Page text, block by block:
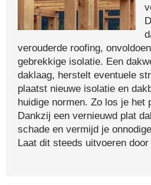
verouderde roofing,
gebrekkige isolatie. Een
daklaag, herstelt eventuele
plaatst nieuwe isolatie en
huidige normen. Zo los je het
Dankzij een vernieuwd plat
schade en vermijd je
Laat dit steeds uitvoeren